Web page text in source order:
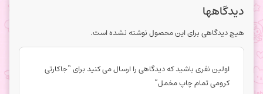
دیدگاهها
هیچ دیدگاهی برای این محصول نوشته نشده است.
اولین نفری باشید که دیدگاهی را ارسال می کنید برای “جاکارتی
کرومی تمام چاپ مخمل”